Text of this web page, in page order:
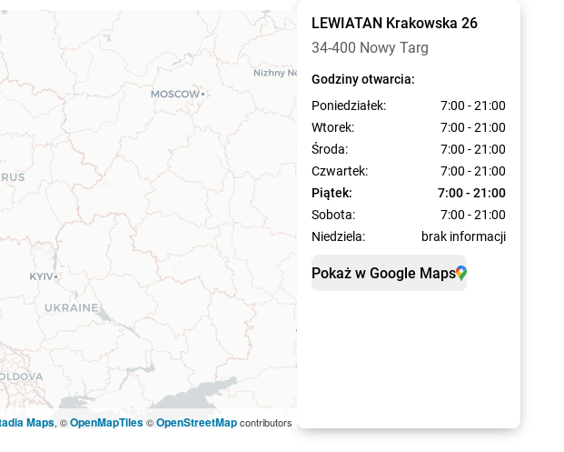
LEWIATAN Krakowska 26
34-400 Nowy Targ
Godziny otwarcia:
Poniedziałek:
7:00 - 21:00
Wtorek:
7:00 - 21:00
Środa:
7:00 - 21:00
Czwartek:
7:00 - 21:00
Piątek:
7:00 - 21:00
Sobota:
7:00 - 21:00
Niedziela:
brak informacji
Pokaż w Google Maps
Maps, ©OpenMapTiles©OpenStreetMapcontributors